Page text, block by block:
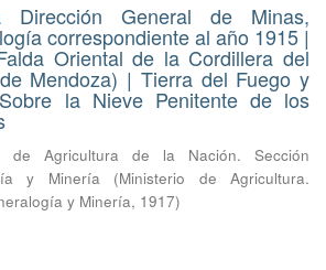
General de Minas,
correspondiente al año 1915 |
Oriental de la Cordillera del
Mendoza) | Tierra del Fuego y
la Nieve Penitente de los
de Agricultura de la Nación. Sección
y Minería
(Ministerio de Agricultura.
y Minería, 1917)